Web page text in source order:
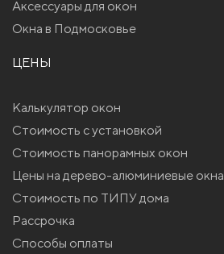
Аксессуары для окон
Окна в Подмосковье
ЦЕНЫ
Калькулятор окон
Стоимость с установкой
Стоимость панорамных окон
Цены на дерево-алюминиевые окна
Стоимость по ТИПУ дома
Рассрочка
Способы оплаты